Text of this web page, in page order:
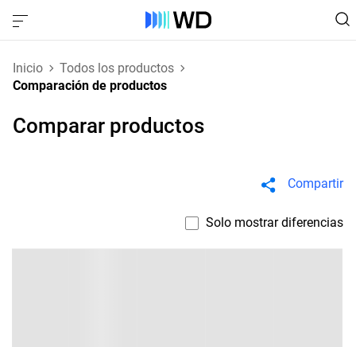
Inicio
Todos los productos
Comparación de productos
Comparar productos
Compartir
Solo mostrar diferencias